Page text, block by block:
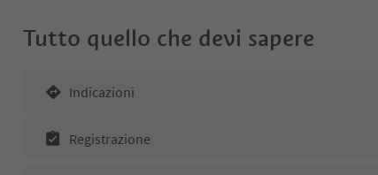
Tutto quello che devi sapere
Indicazioni
Registrazione